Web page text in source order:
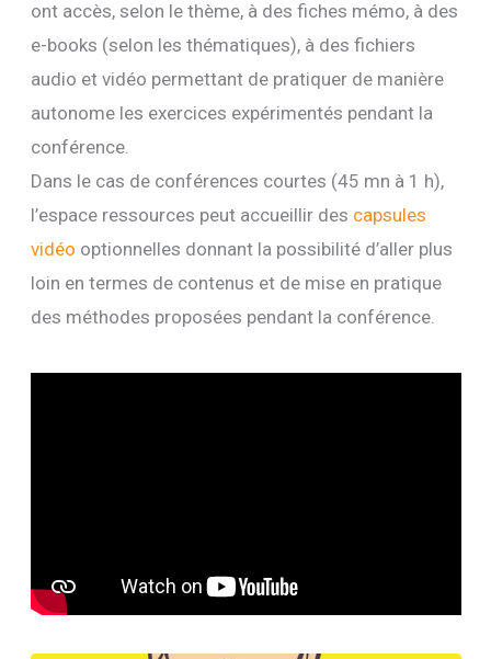
ont accès, selon le thème, à des fiches mémo, à des
e-books (selon les thématiques), à des fichiers
audio et vidéo permettant de pratiquer de manière
autonome les exercices expérimentés pendant la
conférence.
Dans le cas de conférences courtes (45 mn à 1 h),
l’espace ressources peut accueillir des capsules
vidéo optionnelles donnant la possibilité d’aller plus
loin en termes de contenus et de mise en pratique
des méthodes proposées pendant la conférence.